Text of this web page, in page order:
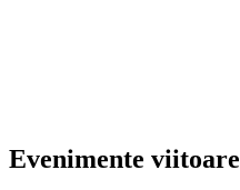
Evenimente viitoare